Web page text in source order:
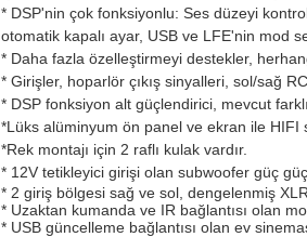
* DSP'nin çok fonksiyonlu: Ses düzeyi
otomatik kapalı ayar, USB ve LFE'nin mod
* Daha fazla özelleştirmeyi destekler,
* Girişler, hoparlör çıkış sinyalleri, sol/sağ
* DSP fonksiyon alt güçlendirici, mevcut
*Lüks alüminyum ön panel ve ekran ile HIFI
*Rek montajı için 2 raflı kulak vardır.
* 12V tetikleyici girişi olan subwoofer güç
* 2 giriş bölgesi sağ ve sol, dengelenmiş
* Uzaktan kumanda ve IR bağlantısı olan
* USB güncelleme bağlantısı olan ev